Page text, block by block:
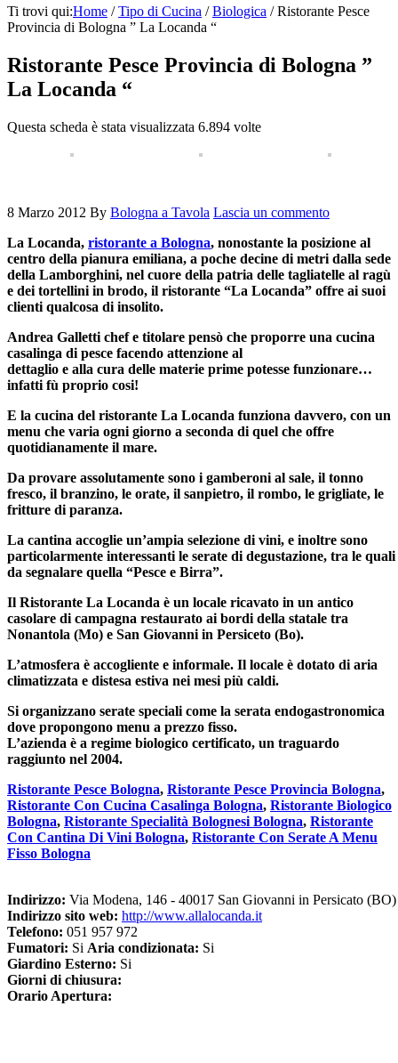
Ti trovi qui:Home / Tipo di Cucina / Biologica /Ristorante Pesce
Provincia di Bologna ” La Locanda “
Ristorante Pesce Provincia di Bologna ”
La Locanda “
Questa scheda è stata visualizzata 6.894 volte
8 Marzo 2012 By Bologna a Tavola Lascia un commento
La Locanda, ristorante a Bologna, nonostante la posizione al
centro della pianura emiliana, a poche decine di metri dalla sede
della Lamborghini, nel cuore della patria delle tagliatelle al ragù
e dei tortellini in brodo, il ristorante “La Locanda” offre ai suoi
clienti qualcosa di insolito.
Andrea Galletti chef e titolare pensò che proporre una cucina
casalinga di pesce facendo attenzione al
dettaglio e alla cura delle materie prime potesse funzionare…
infatti fù proprio cosi!
E la cucina del ristorante La Locanda funziona davvero, con un
menu che varia ogni giorno a seconda di quel che offre
quotidianamente il mare.
Da provare assolutamente sono i gamberoni al sale, il tonno
fresco, il branzino, le orate, il sanpietro, il rombo, le grigliate, le
fritture di paranza.
La cantina accoglie un’ampia selezione di vini, e inoltre sono
particolarmente interessanti le serate di degustazione, tra le quali
da segnalare quella “Pesce e Birra”.
Il Ristorante La Locanda è un locale ricavato in un antico
casolare di campagna restaurato ai bordi della statale tra
Nonantola (Mo) e San Giovanni in Persiceto (Bo).
L’atmosfera è accogliente e informale. Il locale è dotato di aria
climatizzata e distesa estiva nei mesi più caldi.
Si organizzano serate speciali come la serata endogastronomica
dove propongono menu a prezzo fisso.
L’azienda è a regime biologico certificato, un traguardo
raggiunto nel 2004.
Ristorante Pesce Bologna, Ristorante Pesce Provincia Bologna,
Ristorante Con Cucina Casalinga Bologna, Ristorante Biologico
Bologna, Ristorante Specialità Bolognesi Bologna, Ristorante
Con Cantina Di Vini Bologna, Ristorante Con Serate A Menu
Fisso Bologna
Indirizzo: Via Modena, 146 - 40017 San Giovanni in Persicato (BO)
Indirizzo sito web: http://www.allalocanda.it
Telefono: 051 957 972
Fumatori: Si Aria condizionata: Si
Giardino Esterno: Si
Giorni di chiusura:
Orario Apertura: